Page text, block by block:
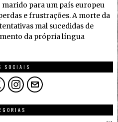
para um país europeu
e frustrações. A morte da
mal sucedidas de
da própria língua
SOCIAIS